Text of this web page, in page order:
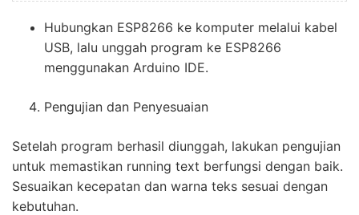
Hubungkan ESP8266 ke komputer melalui kabel
USB, lalu unggah program ke ESP8266
menggunakan Arduino IDE.
Pengujian dan Penyesuaian
Setelah program berhasil diunggah, lakukan pengujian
untuk memastikan running text berfungsi dengan baik.
Sesuaikan kecepatan dan warna teks sesuai dengan
kebutuhan.